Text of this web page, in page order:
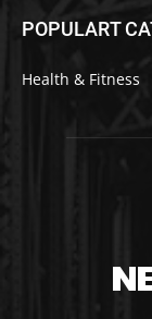
POPULART
Health & Fitness